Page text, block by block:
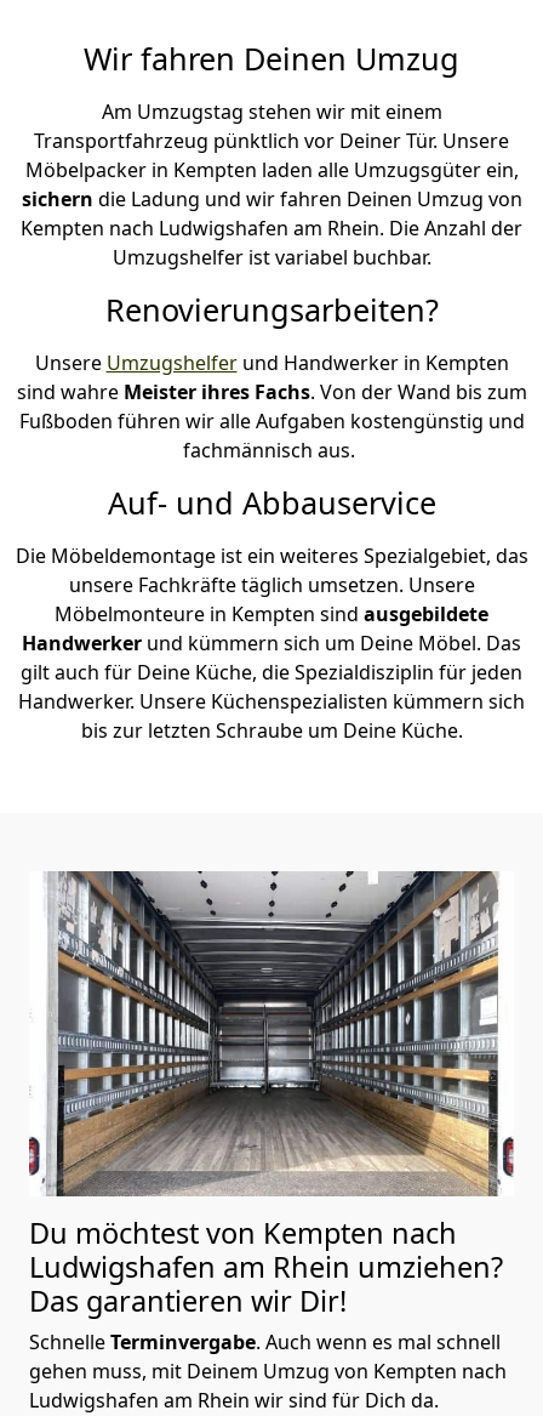
Wir fahren Deinen Umzug
Am Umzugstag stehen wir mit einem
Transportfahrzeug pünktlich vor Deiner Tür. Unsere
Möbelpacker in Kempten laden alle Umzugsgüter ein,
sichern die Ladung und wir fahren Deinen Umzug von
Kempten nach Ludwigshafen am Rhein. Die Anzahl der
Umzugshelfer ist variabel buchbar.
Renovierungsarbeiten?
Unsere Umzugshelferund Handwerker in Kempten
sind wahre Meister ihres Fachs. Von der Wand bis zum
Fußboden führen wir alle Aufgaben kostengünstig und
fachmännisch aus.
Auf- und Abbauservice
Die Möbeldemontage ist ein weiteres Spezialgebiet, das
unsere Fachkräfte täglich umsetzen. Unsere
Möbelmonteure in Kempten sind ausgebildete
Handwerker und kümmern sich um Deine Möbel. Das
gilt auch für Deine Küche, die Spezialdisziplin für jeden
Handwerker. Unsere Küchenspezialisten kümmern sich
bis zur letzten Schraube um Deine Küche.
Du möchtest von Kempten nach
Ludwigshafen am Rhein umziehen?
Das garantieren wir Dir!
SchnelleTerminvergabe. Auch wenn es mal schnell
gehen muss, mit Deinem Umzug von Kempten nach
Ludwigshafen am Rhein wir sind für Dich da.